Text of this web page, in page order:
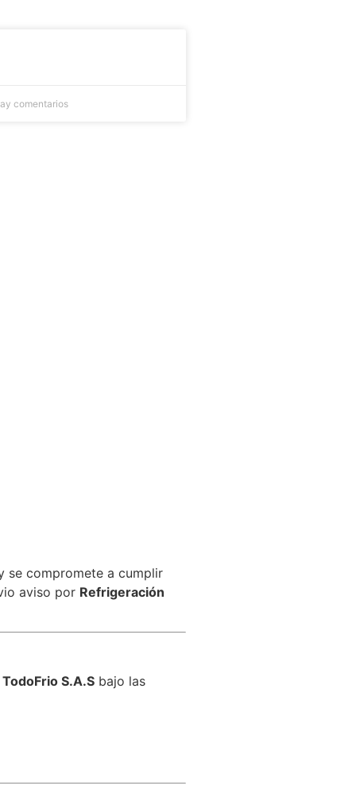
comentarios
se compromete a cumplir
aviso por Refrigeración
S.A.S bajo las